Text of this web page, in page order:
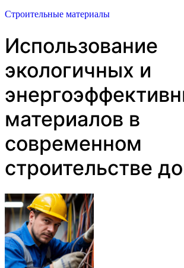
Строительные материалы
Использование
экологичных и
материалов в
современном
строительстве